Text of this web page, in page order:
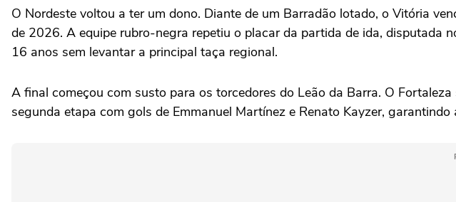
O Nordeste voltou a ter um dono. Diante de um Barradão lotado, o Vitória
de 2026. A equipe rubro-negra repetiu o placar da partida de ida, disputada
16 anos sem levantar a principal taça regional.
A final começou com susto para os torcedores do Leão da Barra. O
segunda etapa com gols de Emmanuel Martínez e Renato Kayzer,